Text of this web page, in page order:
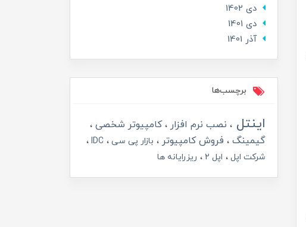
دی 1402
دی 1401
آذر 1401
برچسب‌ها
اینتل نصب نرم افزار
کامپیوتر شخصی
گیمینگ
فروش کامپیوتر بازار پی سی
IDC
شرکت اپل
اپل 2 ریزرایانه ها